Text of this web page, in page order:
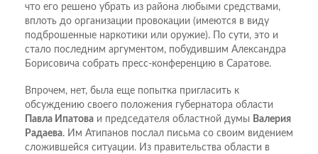
что его решено убрать из района любыми средствами,
вплоть до организации провокации (имеются в виду
подброшенные наркотики или оружие). По сути, это и
стало последним аргументом, побудившим Александра
Борисовича собрать пресс-конференцию в Саратове.
Впрочем, нет, была еще попытка пригласить к
обсуждению своего положения губернатора области
Павла Ипатова и председателя областной думы Валерия
Радаева. Им Атипанов послал письма со своим видением
сложившейся ситуации. Из правительства области в